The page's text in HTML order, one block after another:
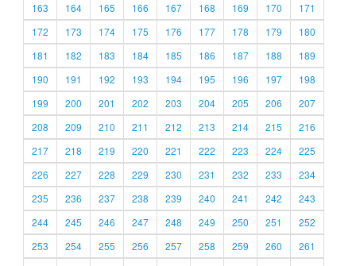
163
164 165 166 167 168 169 170
171
172
173 174 175 176 177 178 179
180
181
182 183 184 185 186 187 188
189
190
191 192 193 194 195 196 197
198
199
200 201 202 203 204 205 206
207
208
209 210 211 212 213 214 215
216
217
218 219 220 221 222 223 224
225
226
227 228 229 230 231 232 233
234
235
236 237 238 239 240 241 242
243
244
245 246 247 248 249 250 251
252
253
254 255 256 257 258 259 260
261